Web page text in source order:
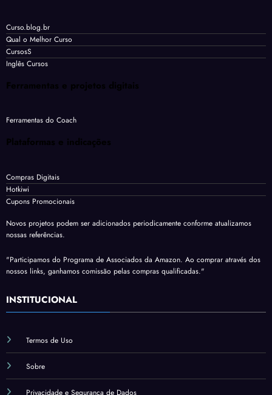
Curso.blog.br
Qual o Melhor Curso
CursosS
Inglês Cursos
Ferramentas e projetos digitais
Ferramentas do Coach
Plataformas e indicações
Compras Digitais
Hotkiwi
Cupons Promocionais
Novos projetos podem ser adicionados periodicamente conforme atualizamos
nossas referências.
"Participamos do Programa de Associados da Amazon. Ao comprar através dos
nossos links, ganhamos comissão pelas compras qualificadas."
INSTITUCIONAL
Termos de Uso
Sobre
Privacidade e Segurança de Dados